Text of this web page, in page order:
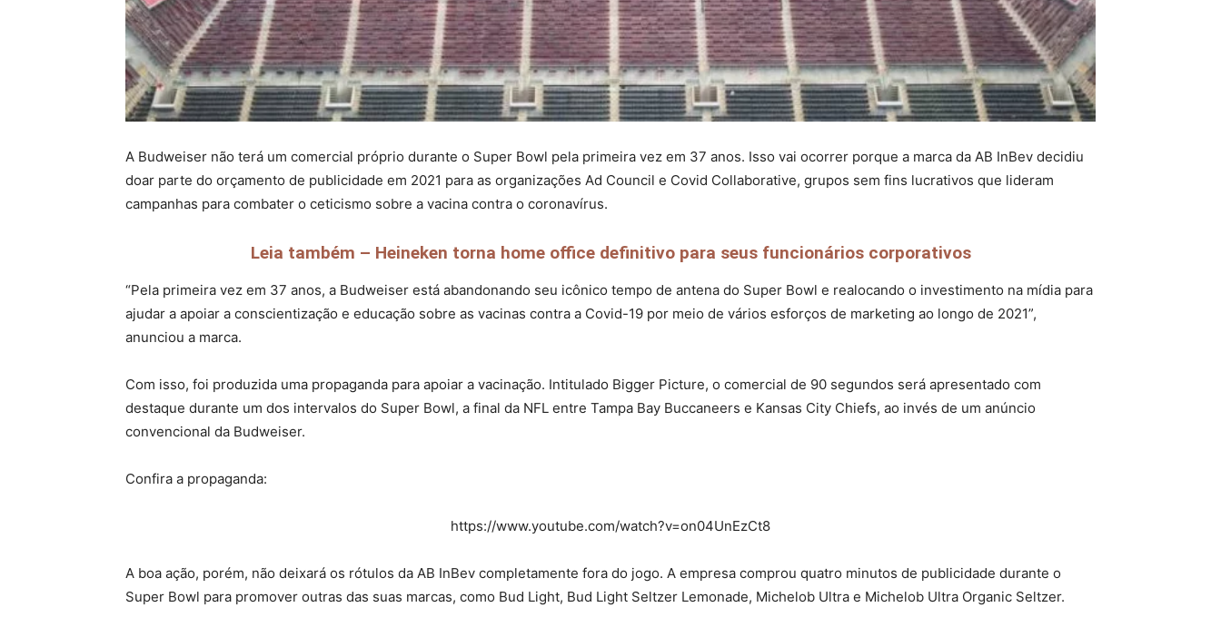
A Budweiser não terá um comercial próprio durante o Super Bowl pela primeira vez em 37 anos. Isso vai ocorrer porque a marca da AB InBev decidiu
doar parte do orçamento de publicidade em 2021 para as organizações Ad Council e Covid Collaborative, grupos sem fins lucrativos que lideram
campanhas para combater o ceticismo sobre a vacina contra o coronavírus.
Leia também – Heineken torna home office definitivo para seus funcionários corporativos
“Pela primeira vez em 37 anos, a Budweiser está abandonando seu icônico tempo de antena do Super Bowl e realocando o investimento na mídia para
ajudar a apoiar a conscientização e educação sobre as vacinas contra a Covid-19 por meio de vários esforços de marketing ao longo de 2021”,
anunciou a marca.
Com isso, foi produzida uma propaganda para apoiar a vacinação. Intitulado Bigger Picture, o comercial de 90 segundos será apresentado com
destaque durante um dos intervalos do Super Bowl, a final da NFL entre Tampa Bay Buccaneers e Kansas City Chiefs, ao invés de um anúncio
convencional da Budweiser.
Confira a propaganda:
https://www.youtube.com/watch?v=on04UnEzCt8
A boa ação, porém, não deixará os rótulos da AB InBev completamente fora do jogo. A empresa comprou quatro minutos de publicidade durante o
Super Bowl para promover outras das suas marcas, como Bud Light, Bud Light Seltzer Lemonade, Michelob Ultra e Michelob Ultra Organic Seltzer.